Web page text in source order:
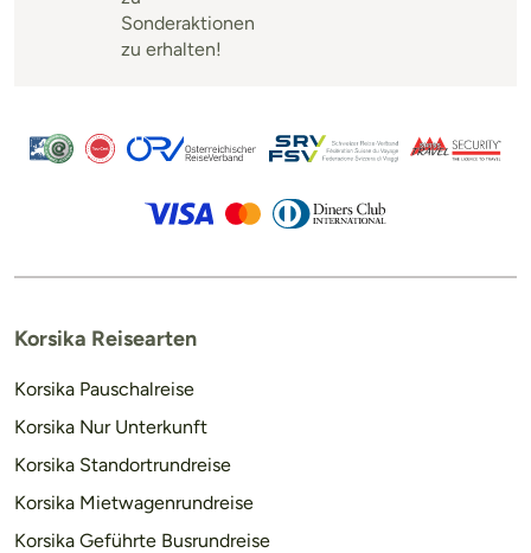
Sonderaktionen
zu erhalten!
Korsika Reisearten
Korsika Pauschalreise
Korsika Nur Unterkunft
Korsika Standortrundreise
Korsika Mietwagenrundreise
Korsika Geführte Busrundreise